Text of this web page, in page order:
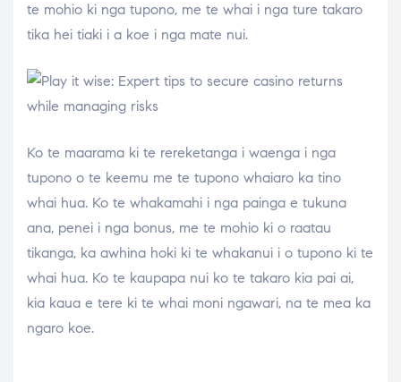
te mohio ki nga tupono, me te whai i nga ture takaro
tika hei tiaki i a koe i nga mate nui.
Ko te maarama ki te rereketanga i waenga i nga
tupono o te keemu me te tupono whaiaro ka tino
whai hua. Ko te whakamahi i nga painga e tukuna
ana, penei i nga bonus, me te mohio ki o raatau
tikanga, ka awhina hoki ki te whakanui i o tupono ki te
whai hua. Ko te kaupapa nui ko te takaro kia pai ai,
kia kaua e tere ki te whai moni ngawari, na te mea ka
ngaro koe.